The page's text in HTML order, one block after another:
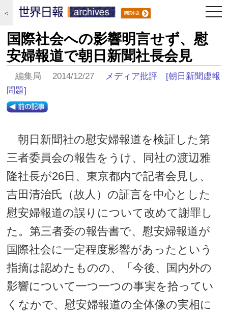
＜
国際社会への影響明言せず、慰
安婦報道で朝日新聞社長会見
編集局 2014/12/27 メディア批評
[朝日新聞虚報
問題]
朝日新聞社の慰安婦報道を検証した第
三者委員会の報告をうけ、同社の渡辺雅
隆社長が26日、東京都内で記者会見し、
吉田清治氏（故人）の証言を中心とした
慰安婦報道の誤りについて改めて謝罪し
た。第三者委の報告書で、慰安婦報道が
国際社会に一定程度影響があったという
指摘は認めたものの、「今後、国内外の
影響について一つ一つの事実を拾ってい
くなかで、慰安婦報道の全体像の実相に